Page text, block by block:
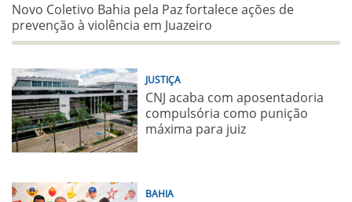
Novo Coletivo Bahia pela Paz fortalece ações de
prevenção à violência em Juazeiro
JUSTIÇA
CNJ acaba com aposentadoria
compulsória como punição
máxima para juiz
BAHIA